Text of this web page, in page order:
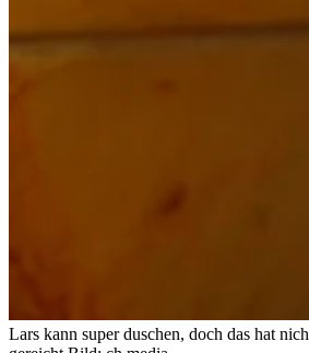
Lars kann super duschen, doch das hat